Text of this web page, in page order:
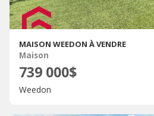
MAISON WEEDON À VENDRE
Maison
739 000$
Weedon